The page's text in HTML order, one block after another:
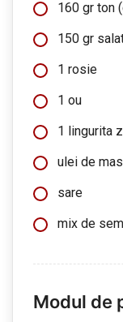
160 gr ton
150 gr
1 rosie
1 ou
1 lingurita
ulei de
sare
mix de
Modul de